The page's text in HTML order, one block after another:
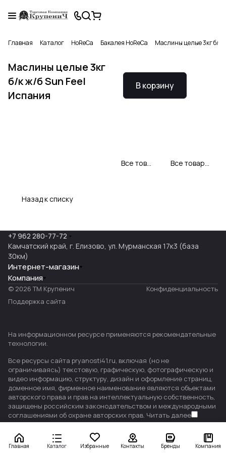
Главная Каталог HoReCa Бакалея HoReCa Маслины целые 3кг б/к
Маслины целые 3кг
б/к ж/б Sun Feel
Испания
В корзину
Все товары Sunfeel Все товары категории
Назад к списку
Главная Каталог Избранные Контакты Бренды Компания
+7 962 280-77-72
Камчатский край, г. Елизово, ул. Мурманская 17к3 (база
30км)
Интернет-магазин
Компания
© 2026 ТМ Крупенич
Конфиденциальность
Поддержка сайта
На информационном ресурсе применяются рекомендательные
технологии.
Все ресурсы сайта pryanosti41.ru, включая (но не
ограничиваясь) текстовую, графическую, фотографическую и
видео информацию, структуру, дизайн и оформление страниц,
доменное имя, фирменное наименование являются объектами
авторского права и прав на интеллектуальную собственность,
защищены российским законодательством и международными
соглашениями об охране авторских прав. Читать далее